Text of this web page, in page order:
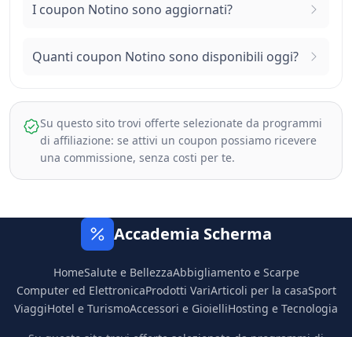
I coupon Notino sono aggiornati?
Quanti coupon Notino sono disponibili oggi?
Su questo sito trovi offerte selezionate da programmi
di affiliazione: se attivi un coupon possiamo ricevere
una commissione, senza costi per te.
Accademia Scherma
HomeSalute e BellezzaAbbigliamento e Scarpe
Computer ed ElettronicaProdotti VariArticoli per la casaSport
ViaggiHotel e TurismoAccessori e GioielliHosting e Tecnologia